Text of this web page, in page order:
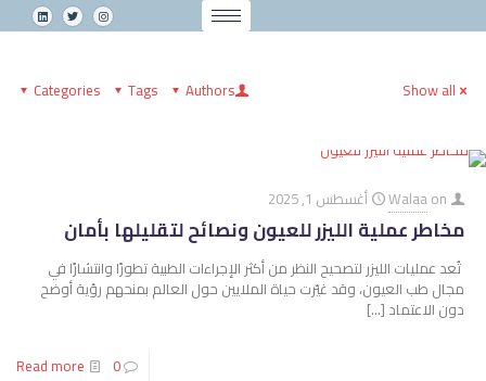
Categories Tags Authors Show all
Walaaon أغسطس 1, 2025
مخاطر عملية الليزر للعيون ونصائح لتقليلها بأمان
تُعد عمليات الليزر لتصحيح النظر من أكثر الإجراءات الطبية تطورًا وانتشارًا في
مجال طب العيون، وقد غيّرت حياة الملايين حول العالم بمنحهم رؤية أوضح
دون الاعتماد […]
0
Read more